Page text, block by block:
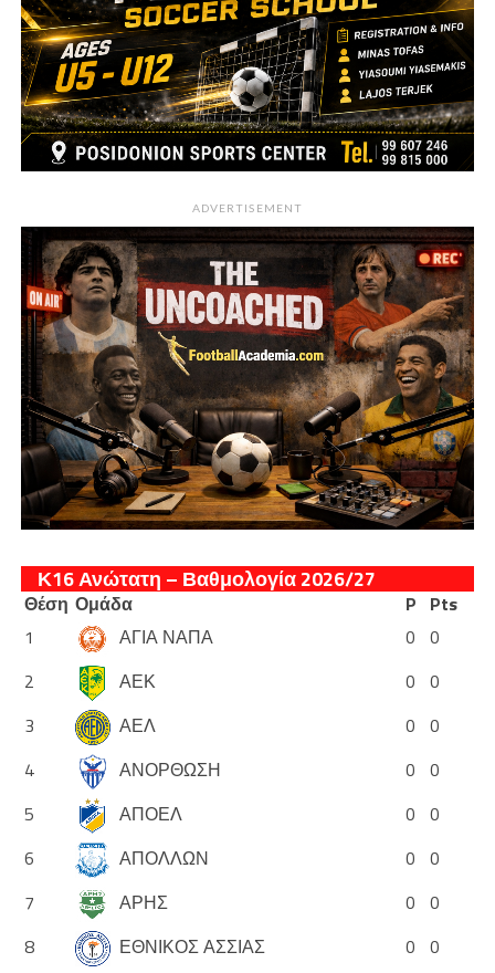
ADVERTISEMENT
Κ16 Ανώτατη – Βαθμολογία 2026/27
Θέση Ομάδα P Pts
1
ΑΓΙΑ ΝΑΠΑ 0 0
2
ΑΕΚ 0 0
3
ΑΕΛ 0 0
4
ΑΝΟΡΘΩΣΗ 0 0
5
ΑΠΟΕΛ 0 0
6
ΑΠΟΛΛΩΝ 0 0
7
ΑΡΗΣ 0 0
8
ΕΘΝΙΚΟΣ ΑΣΣΙΑΣ 0 0